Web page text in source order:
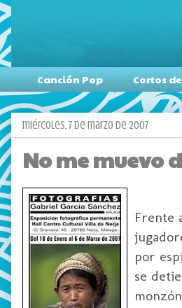
Canción Pop Cortos
miércoles, 7 de marzo de 2007
No me muevo
Frente
por
se